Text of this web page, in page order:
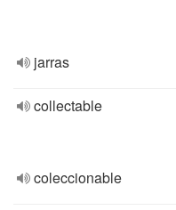
jarras
collectable
coleccionable